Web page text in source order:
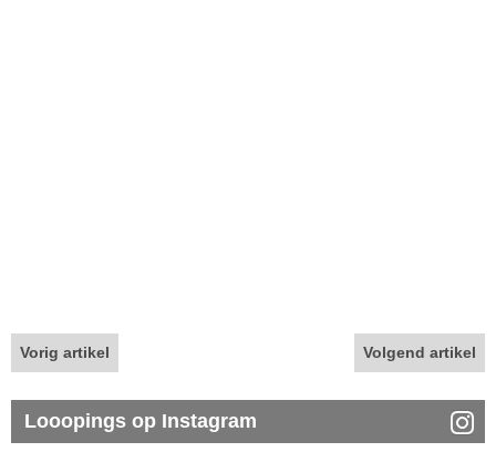
Vorig artikel Volgend artikel
Looopings op Instagram